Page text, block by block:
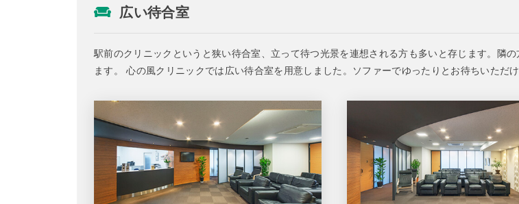
広い待合室
駅前のクリニックというと狭い待合室、立って待つ光景を連想される方も多いと存じます。隣
ます。 心の風クリニックでは広い待合室を用意しました。ソファーでゆったりとお待ちいただ